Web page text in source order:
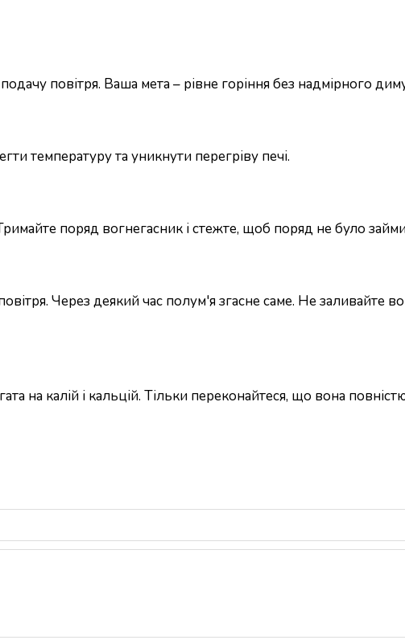
повітря. Ваша мета – рівне горіння без надмірного
температуру та уникнути перегріву печі.
поряд вогнегасник і стежте, щоб поряд не було
Через деякий час полум'я згасне саме. Не
на калій і кальцій. Тільки переконайтеся, що вона